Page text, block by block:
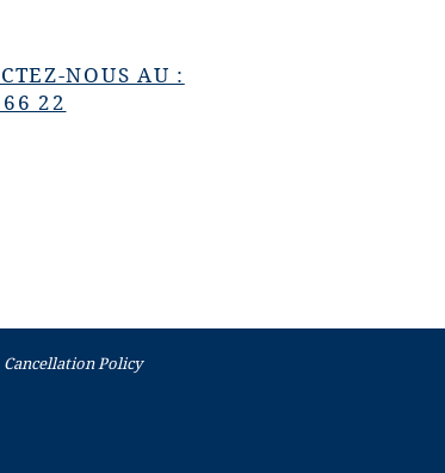
NOUS AU :
22
Cancellation Policy